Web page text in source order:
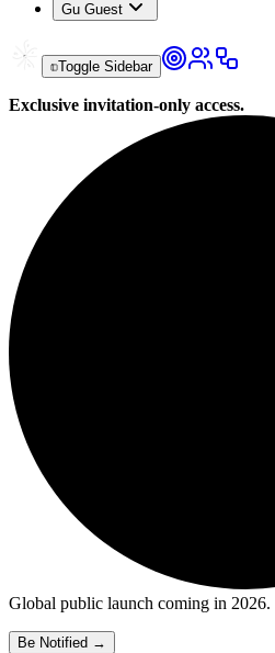
Gu Guest
Toggle Sidebar
Exclusive invitation-only access.
Global public launch coming in 2026.
Be Notified →